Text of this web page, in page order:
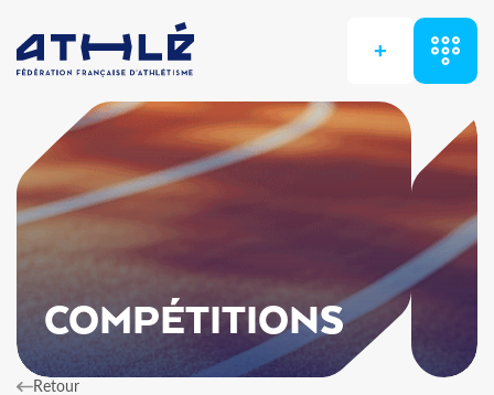
+
COMPÉTITIONS
Retour